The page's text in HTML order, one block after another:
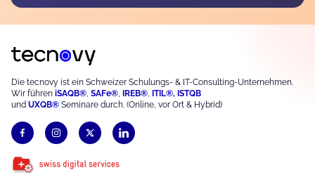
Die tecnovy ist ein Schweizer Schulungs- & IT-Consulting-Unternehmen.
Wir führen iSAQB® SAFe® IREB® ITIL®, ISTQB
und UXQB® Seminare durch. (Online, vor Ort & Hybrid)